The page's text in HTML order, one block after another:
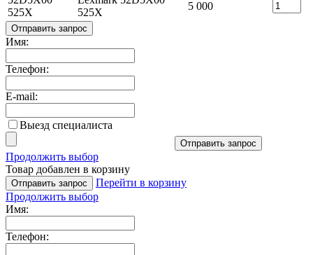
525X
525X
5 000
Отправить запрос
Имя:
Телефон:
E-mail:
Выезд специалиста
Отправить запрос
Продолжить выбор
Товар добавлен в корзину
Отправить запрос
Перейти в корзину
Продолжить выбор
Имя:
Телефон: